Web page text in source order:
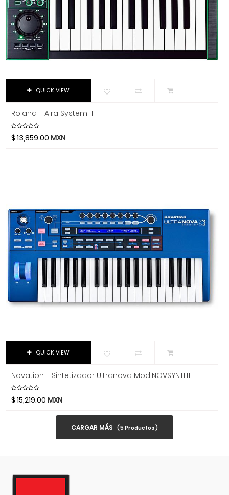
Music Man
Music Sales America
Musicson
MXL
Nacional
Neutrik
Nomad
Novation
Panamax
Parker Guitars
Parrot
PBK
PDP
Perris
Phonic
Players Music
Pomarico
Power Beat
Promark
QUICK VIEW
Roland - Aira System-1
$13,859.00 MXN
QUICK VIEW
Novation - Sintetizador Ultranova Mod.NOVSYNTH1
$15,219.00 MXN
CARGAR MÁS (5 Productos )